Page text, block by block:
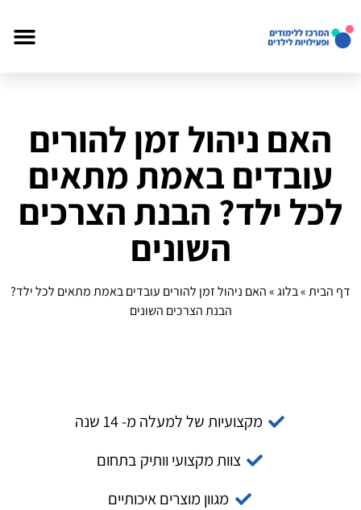
האם ניהול זמן להורים
עובדים באמת מתאים
לכל ילד? הבנת הצרכים
השונים
דף הבית»בלוג»האם ניהול זמן להורים עובדים באמת מתאים לכל ילד?
הבנת הצרכים השונים
מקצועיות של למעלה מ- 14 שנה
צוות מקצועי וותיק בתחום
מגוון מוצרים איכותיים